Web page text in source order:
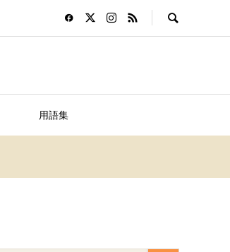
用語集